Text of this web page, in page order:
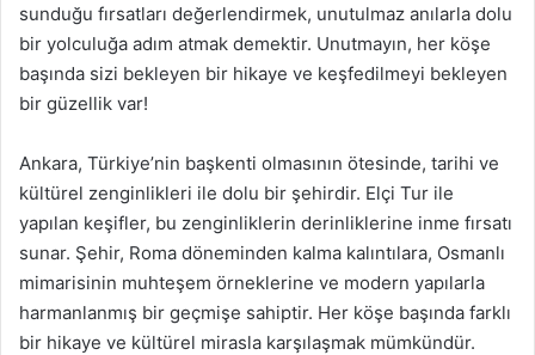
sunduğu fırsatları değerlendirmek, unutulmaz anılarla dolu
bir yolculuğa adım atmak demektir. Unutmayın, her köşe
başında sizi bekleyen bir hikaye ve keşfedilmeyi bekleyen
bir güzellik var!
Ankara, Türkiye’nin başkenti olmasının ötesinde, tarihi ve
kültürel zenginlikleri ile dolu bir şehirdir. Elçi Tur ile
yapılan keşifler, bu zenginliklerin derinliklerine inme fırsatı
sunar. Şehir, Roma döneminden kalma kalıntılara, Osmanlı
mimarisinin muhteşem örneklerine ve modern yapılarla
harmanlanmış bir geçmişe sahiptir. Her köşe başında farklı
bir hikaye ve kültürel mirasla karşılaşmak mümkündür.